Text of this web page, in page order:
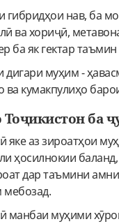
гибридҳои нав, ба
ва хориҷӣ,
ба як гектар
муҳим -
ва кумакпулиҳо
ба
яке аз зироатҳои
ҳосилнокии
дар таъмини
мебозад.
манбаи муҳими